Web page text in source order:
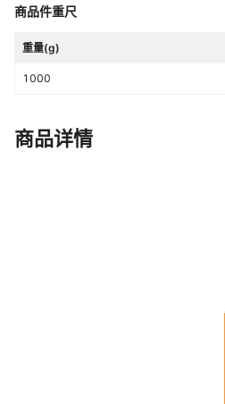
商品件重尺
重量(g)
1000
商品详情